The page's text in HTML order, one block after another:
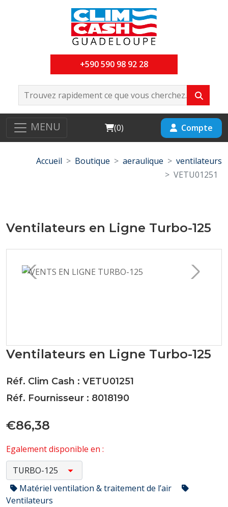
+590 590 98 92 28
MENU Cart
(0) Compte
Accueil Boutique aeraulique
ventilateurs
VETU01251
Ventilateurs en Ligne Turbo-125
Ventilateurs en Ligne Turbo-125
Réf. Clim Cash : VETU01251
Réf. Fournisseur : 8018190
€86,38
Egalement disponible en :
Matériel ventilation & traitement de l’air
Ventilateurs